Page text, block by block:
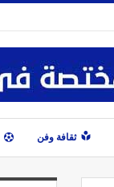
ثقافة وفن